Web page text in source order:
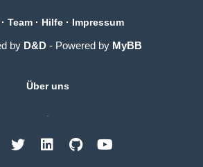
· Team · Hilfe · Impressum
by D&D - Powered by MyBB
Über uns
.